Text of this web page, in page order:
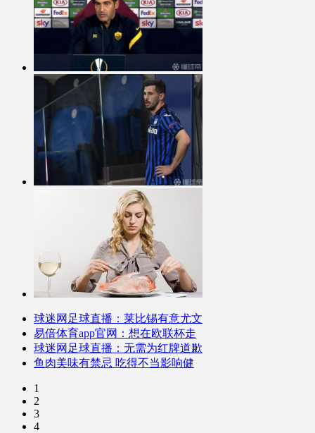
球迷网足球直播：莱比锡有意尤文
易倍体育app官网：想在欧联杯走
球迷网足球直播：无需为红牌道歉
鱼肉美味有禁忌 吃得不当影响健
1
2
3
4